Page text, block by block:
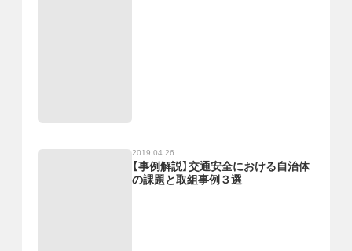
2019.04.26
【事例解説】交通安全における自治体
の課題と取組事例３選